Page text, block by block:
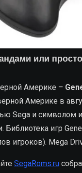
или
Америке –
Америке в
Sega и символом
Библиотека игр
игроков). Mega
SegaRoms.ru